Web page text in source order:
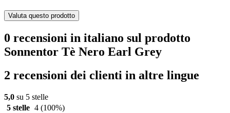
Valuta questo prodotto
0 recensioni in italiano sul prodotto
Sonnentor Tè Nero Earl Grey
2 recensioni dei clienti in altre lingue
5,0 su 5 stelle
5 stelle 4 (100%)